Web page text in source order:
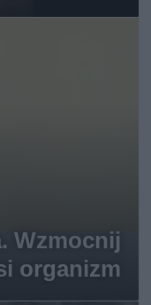
Wzmocnij
organizm